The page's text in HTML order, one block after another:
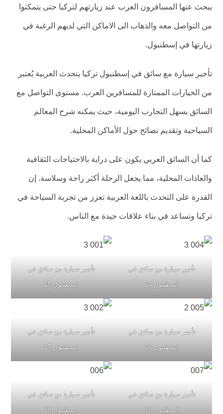
يبحث عنها المسافرون العرب عند زيارتهم لتركيا حتى يتمكنوا
من التواصل معه والذهاب الى الاماكن التي لديهم الرغبة في
زيارتها في إسطنبول.
تأجير سيارة مع سائق في إسطنبول تركيا يتحدث العربية يُعتبر
من الخيارات الممتازة للمسافرين العرب. مستوى التواصل مع
السائق يسهل التجارب اليومية، حيث يمكنه شرح المعالم
السياحية وتقديم نصائح حول الأماكن المحلية.
كما أن السائق العربي يكون على دراية بالاحتياجات الثقافية
والعادات المحلية، مما يجعل الرحلة أكثر راحة وسلاسة. إن
القدرة على التحدث باللغة العربية تعزز من تجربة السياحة في
تركيا وتساعد في بناء علاقات جيدة مع الناس.
تأجير سيارة مع سائق في
إسطنبول 14
تأجير سيارة مع سائق في
إسطنبول 15
تأجير سيارة مع سائق في
إسطنبول 16
تأجير سيارة مع سائق في
إسطنبول 17
تأجير سيارة مع سائق في
إسطنبول 18
تأجير سيارة مع سائق في
إسطنبول 19